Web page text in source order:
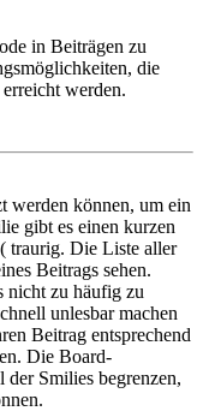
in Beiträgen zu
die
werden.
werden können, um ein
gibt es einen kurzen
traurig. Die Liste aller
Beitrags sehen.
nicht zu häufig zu
unlesbar machen
Beitrag entsprechend
Die Board-
Smilies begrenzen,